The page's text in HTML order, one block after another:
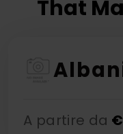
That
A partire da €